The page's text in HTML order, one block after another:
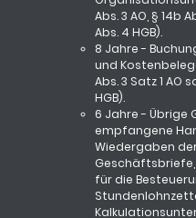
Abs. 3 AO, § 14b
Abs. 4 HGB).
8 Jahre -
und
Abs. 3 Satz 1 AO
HGB).
6 Jahre - Übrige
empfangene
Wiedergaben
für die